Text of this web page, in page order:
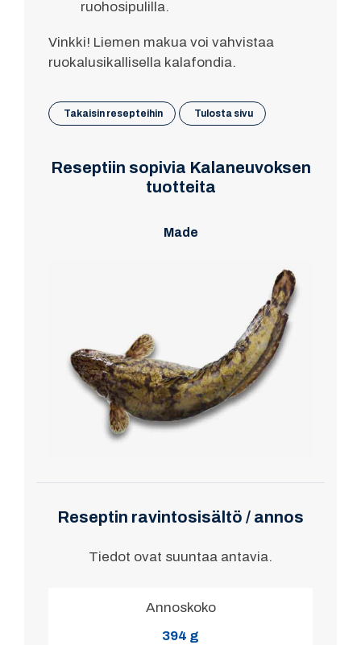
ruohosipulilla.
Vinkki! Liemen makua voi vahvistaa
ruokalusikallisella kalafondia.
Takaisin resepteihin Tulosta sivu
Reseptiin sopivia Kalaneuvoksen
tuotteita
Made
Reseptin ravintosisältö / annos
Tiedot ovat suuntaa antavia.
Annoskoko
394 g